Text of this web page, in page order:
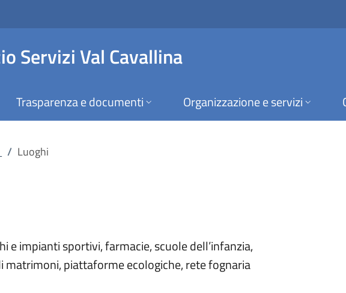
Servizi Val Cavallina
scheda).
Servizi Val Cavallina
Trasparenza e documenti Organizzazione e servizi
/ Luoghi
e impianti sportivi, farmacie, scuole dell’infanzia,
matrimoni, piattaforme ecologiche, rete fognaria